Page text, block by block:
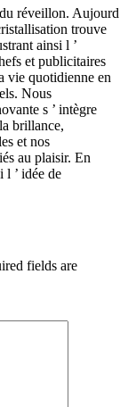
réveillon. Aujourd
trouve
ainsi l ’
et publicitaires
vie quotidienne en
Nous
s ’ intègre
brillance,
et nos
au plaisir. En
l ’ idée de
fields are